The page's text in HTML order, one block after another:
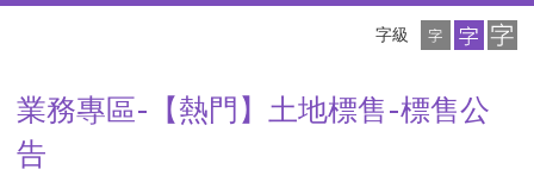
字級
小
字
中
字
大
字
業務專區-【熱門】土地標售-標售公
告